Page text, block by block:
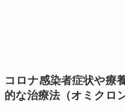
コロナ感染者症状や療
的な治療法（オミクロ